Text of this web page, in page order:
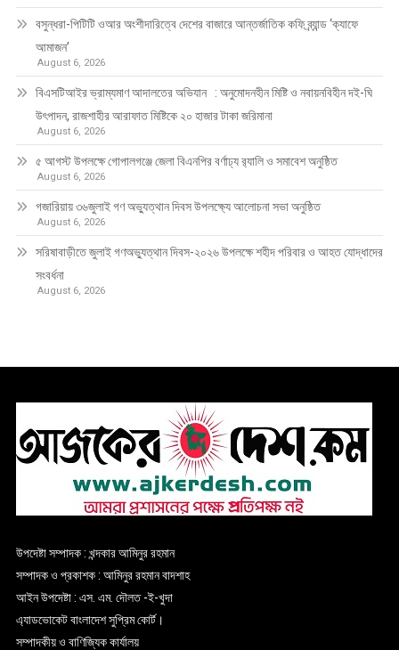
বসুন্ধরা-পিটিটি ওআর অংশীদারিত্বে দেশের বাজারে আন্তর্জাতিক কফি ব্র্যান্ড ‘ক্যাফে
আমাজন’
August 6, 2026
বিএসটিআইর ভ্রাম্যমাণ আদালতের অভিযান : অনুমোদনহীন মিষ্টি ও নবায়নবিহীন দই-ঘি
উৎপাদন, রাজশাহীর আরাফাত মিষ্টিকে ২০ হাজার টাকা জরিমানা
August 6, 2026
৫ আগস্ট উপলক্ষে গোপালগঞ্জে জেলা বিএনপির বর্ণাঢ্য র‍্যালি ও সমাবেশ অনুষ্ঠিত
August 6, 2026
গজারিয়ায় ৩৬জুলাই গণ অভ্যুত্থান দিবস উপলক্ষ্যে আলোচনা সভা অনুষ্ঠিত
August 6, 2026
সরিষাবাড়ীতে জুলাই গণঅভ্যুত্থান দিবস-২০২৬ উপলক্ষে শহীদ পরিবার ও আহত যোদ্ধাদের
সংবর্ধনা
August 6, 2026
উপদেষ্টা সম্পাদক : খন্দকার আমিনুর রহমান
সম্পাদক ও প্রকাশক : আমিনুর রহমান বাদশাহ
আইন উপদেষ্টা : এস. এম. দৌলত -ই-খুদা
এ্যাডভোকেট বাংলাদেশ সুপ্রিম কোর্ট।
সম্পাদকীয় ও বাণিজ্যিক কার্যালয়